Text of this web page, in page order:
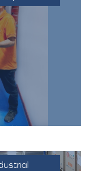
para
y
están
las
seguro y